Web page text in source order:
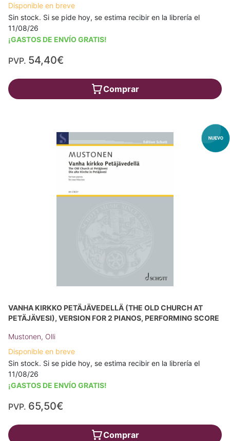
Disponible en breve
Sin stock. Si se pide hoy, se estima recibir en la librería el
11/08/26
¡GASTOS DE ENVÍO GRATIS!
PVP. 54,40€
Comprar
VANHA KIRKKO PETÄJÄVEDELLÄ (THE OLD CHURCH AT
PETÄJÄVESI), VERSION FOR 2 PIANOS, PERFORMING SCORE
Mustonen, Olli
Disponible en breve
Sin stock. Si se pide hoy, se estima recibir en la librería el
11/08/26
¡GASTOS DE ENVÍO GRATIS!
PVP. 65,50€
Comprar